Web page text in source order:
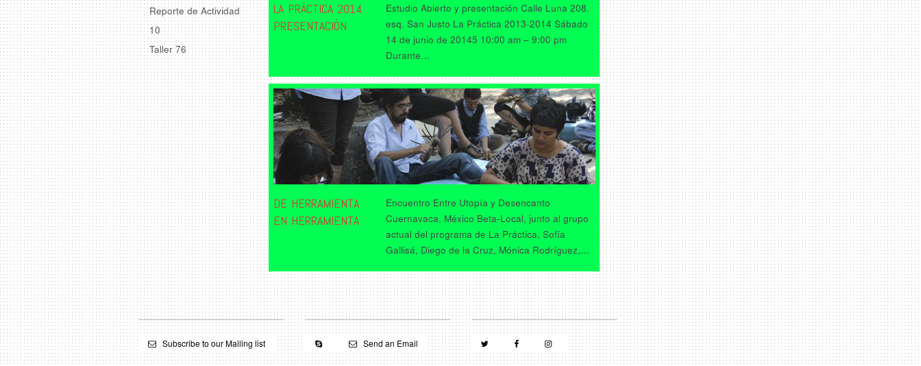
Reporte de Actividad
10
Taller76
LA PRÁCTICA 2014
PRESENTACIÓN
Estudio Abierto y presentación Calle Luna 208,
esq. San Justo La Práctica 2013-2014 Sábado
14 de junio de 20145 10:00 am – 9:00 pm
Durante…
DE HERRAMIENTA
EN HERRAMIENTA
Encuentro Entre Utopía y Desencanto
Cuernavaca, México Beta-Local, junto al grupo
actual del programa de La Práctica, Sofía
Gallisá, Diego de la Cruz, Mónica Rodríguez,…
Subscribe to our Mailing list Send an Email